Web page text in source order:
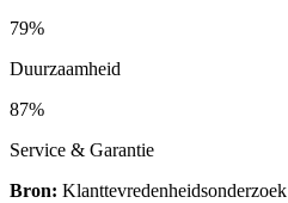
79%
Duurzaamheid
87%
Service & Garantie
Bron: Klanttevredenheidsonderzoek